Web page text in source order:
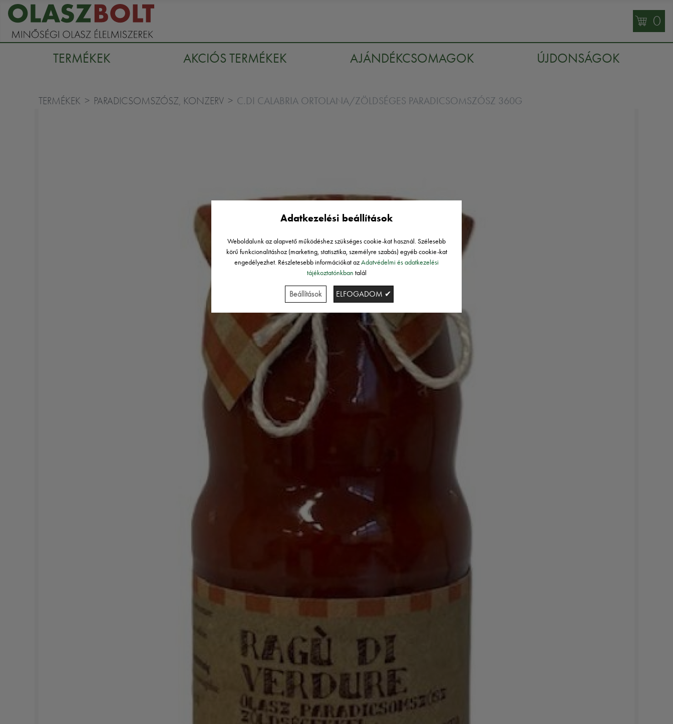
0
TERMÉKEK AKCIÓS TERMÉKEK AJÁNDÉKCSOMAGOK ÚJDONSÁGOK
TERMÉKEK PARADICSOMSZÓSZ, KONZERV C.DI CALABRIA ORTOLANA/ZÖLDSÉGES PARADICSOMSZÓSZ 360G
Adatkezelési beállítások
Weboldalunk az alapvető működéshez szükséges cookie-kat használ. Szélesebb
körű funkcionalitáshoz (marketing, statisztika, személyre szabás) egyéb cookie-kat
engedélyezhet. Részletesebb információkat azAdatvédelmi és adatkezelési
tájékoztatónkban talál
Beállítások ELFOGADOM ✔